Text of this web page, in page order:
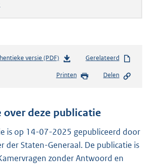
versie (PDF)b
s
n
s
r
o
Gerelateerd
Printen Delen
deze publicatie
is op 14-07-2025 gepubliceerd door
der Staten-Generaal. De publicatie is
zonder Antwoord en